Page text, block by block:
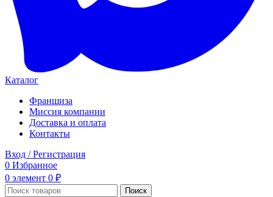
Каталог
Франшиза
Миссия компании
Доставка и оплата
Контакты
Вход / Регистрация
0 Избранное
0 элемент 0 ₽
Поиск